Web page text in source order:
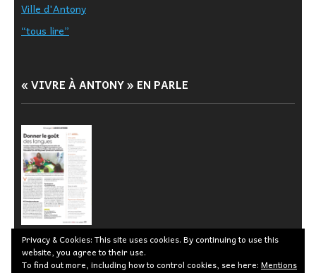
Ville d'Antony
“tous lire”
« VIVRE À ANTONY » EN PARLE
Privacy & Cookies: This site uses cookies. By continuing to use this
website, you agree to their use.
To find out more, including how to control cookies, see here: Mentions